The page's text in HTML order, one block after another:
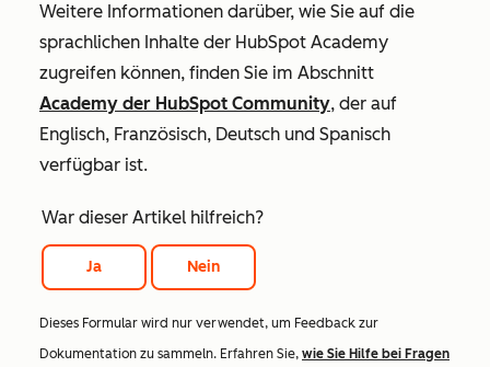
Weitere Informationen darüber, wie Sie auf die
sprachlichen Inhalte der HubSpot Academy
zugreifen können, finden Sie im Abschnitt
Academy der HubSpot Community, der auf
Englisch, Französisch, Deutsch und Spanisch
verfügbar ist.
War dieser Artikel hilfreich?
Ja Nein
Dieses Formular wird nur verwendet, um Feedback zur
Dokumentation zu sammeln. Erfahren Sie, wie Sie Hilfe bei Fragen